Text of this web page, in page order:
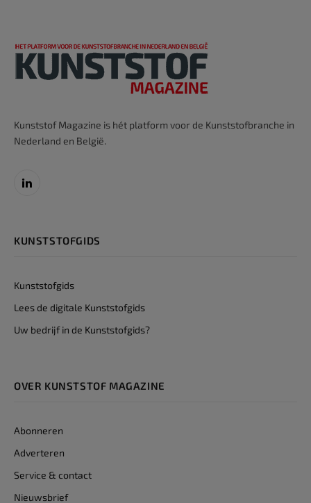
Kunststof Magazine is hét platform voor de Kunststofbranche in
Nederland en België.
LinkedIn
KUNSTSTOFGIDS
Kunststofgids
Lees de digitale Kunststofgids
Uw bedrijf in de Kunststofgids?
OVER KUNSTSTOF MAGAZINE
Abonneren
Adverteren
Service & contact
Nieuwsbrief